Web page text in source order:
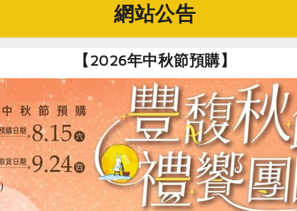
，不能忽略他們的需求。
照顧家人 更要安頓自己
關懷總會（以下簡稱「家總」）以「國人住院陪病經驗調
網站公告
【2026年中秋節預購】